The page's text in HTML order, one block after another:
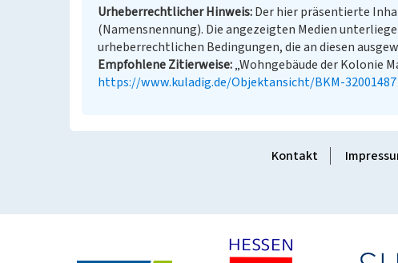
Urheberrechtlicher Hinweis Der hier präsentierte
(Namensnennung). Die angezeigten Medien
urheberrechtlichen Bedingungen, die an diesen
Empfohlene Zitierweise „Wohngebäude der Kolonie
https://www.kuladig.de/Objektansicht/BKM-32001487
Kontakt